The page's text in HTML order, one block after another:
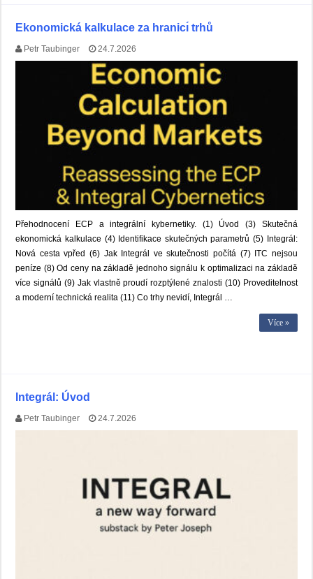
Ekonomická kalkulace za hranicı́ trhů
Petr Taubinger 24.7.2026
Přehodnocení ECP a integrální kybernetiky. (1) Úvod (3) Skutečná
ekonomická kalkulace (4) Identifikace skutečných parametrů (5) Integrál:
Nová cesta vpřed (6) Jak Integrál ve skutečnosti počítá (7) ITC nejsou
peníze (8) Od ceny na základě jednoho signálu k optimalizaci na základě
více signálů (9) Jak vlastně proudí rozptýlené znalosti (10) Proveditelnost
a moderní technická realita (11) Co trhy nevidí, Integrál …
Více »
Integrál: Úvod
Petr Taubinger 24.7.2026